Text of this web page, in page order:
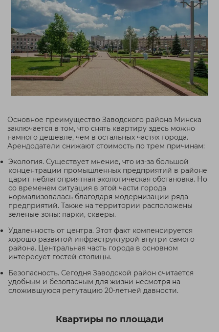
Основное преимущество Заводского района Минска
заключается в том, что снять квартиру здесь можно
намного дешевле, чем в остальных частях города.
Арендодатели снижают стоимость по трем причинам:
Экология. Существует мнение, что из-за большой
концентрации промышленных предприятий в районе
царит неблагоприятная экологическая обстановка. Но
со временем ситуация в этой части города
нормализовалась благодаря модернизации ряда
предприятий. Также на территории расположены
зеленые зоны: парки, скверы.
Удаленность от центра. Этот факт компенсируется
хорошо развитой инфраструктурой внутри самого
района. Центральная часть города в основном
интересует гостей столицы.
Безопасность. Сегодня Заводской район считается
удобным и безопасным для жизни несмотря на
сложившуюся репутацию 20-летней давности.
Квартиры по площади